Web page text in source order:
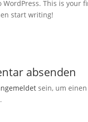
WordPress. This is your
start writing!
absenden
sein, um